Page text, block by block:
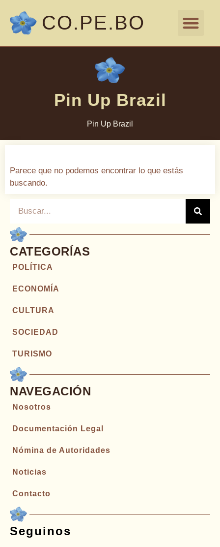
CO.PE.BO
Pin Up Brazil
Pin Up Brazil
Parece que no podemos encontrar lo que estás
buscando.
CATEGORÍAS
POLÍTICA
ECONOMÍA
CULTURA
SOCIEDAD
TURISMO
NAVEGACIÓN
Nosotros
Documentación Legal
Nómina de Autoridades
Noticias
Contacto
Seguinos